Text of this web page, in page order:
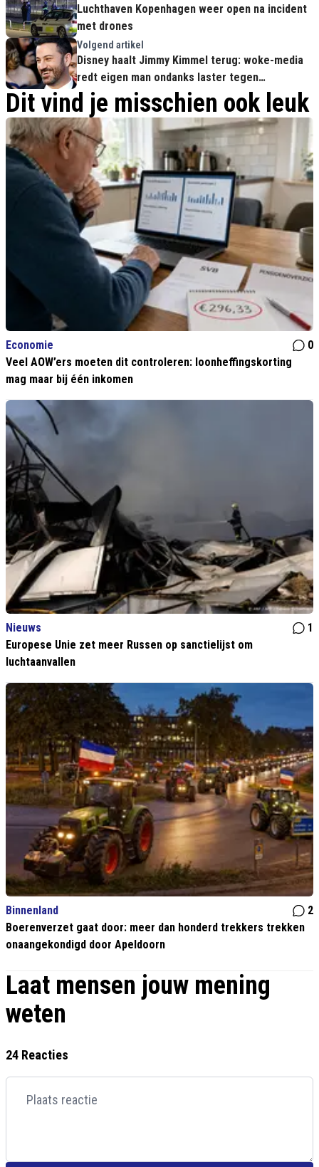
Luchthaven Kopenhagen weer open na incident
met drones
Volgend artikel
Disney haalt Jimmy Kimmel terug: woke-media
redt eigen man ondanks laster tegen
conservatieven
Dit vind je misschien ook leuk
Economie
0
Veel AOW’ers moeten dit controleren: loonheffingskorting
mag maar bij één inkomen
Nieuws
1
Europese Unie zet meer Russen op sanctielijst om
luchtaanvallen
Binnenland
2
Boerenverzet gaat door: meer dan honderd trekkers trekken
onaangekondigd door Apeldoorn
Laat mensen jouw mening
weten
24 Reacties